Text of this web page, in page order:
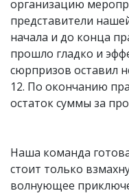
организацию
представители
начала и до конца
прошло гладко и
сюрпризов оставил
12. По окончанию
остаток суммы за
Наша команда
стоит только
волнующее